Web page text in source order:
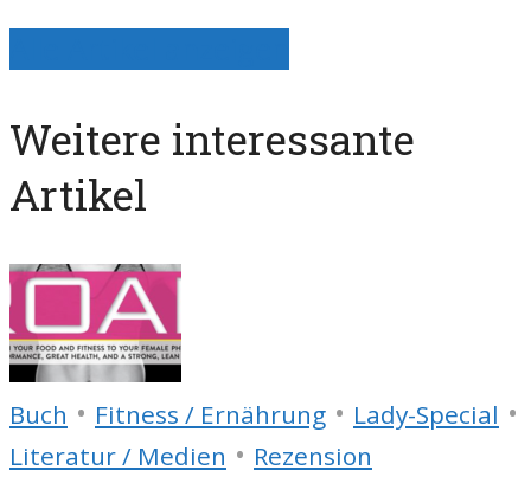
Weitere interessante
Artikel
Buch • Fitness / Ernährung • Lady-Special •
Literatur / Medien • Rezension